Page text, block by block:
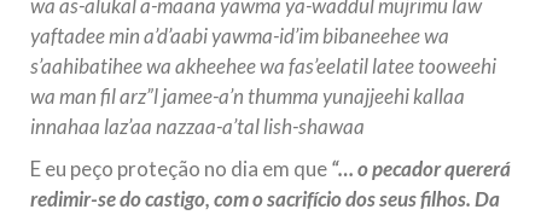
wa as-alukal a-maana yawma ya-waddul mujrimu law
yaftadee min a’d’aabi yawma-id’im bibaneehee wa
s’aahibatihee wa akheehee wa fas’eelatil latee tooweehi
wa man fil arz”l jamee-a’n thumma yunajjeehi kallaa
innahaa laz’aa nazzaa-a’tal lish-shawaa
E eu peço proteção no dia em que“… o pecador quererá
redimir-se do castigo, com o sacrifício dos seus filhos. Da